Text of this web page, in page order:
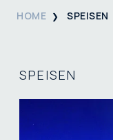
HOME SPEISEN
SPEISEN